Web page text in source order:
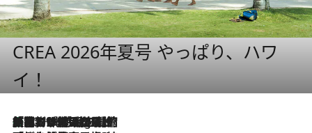
CREA 2026年夏号 やっぱり、ハワ
イ！
10 Hours Ago
「荷物が増えるほど旅ストレスは増す」美容ジャーナリストがたどり着いた最終結論。“化粧品を劇的に減らす”感動の凝縮美容とは